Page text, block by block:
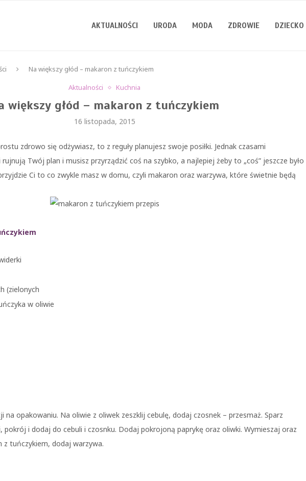
AKTUALNOŚCI URODA MODA ZDROWIE DZIECKO
Na większy głód – makaron z tuńczykiem
Aktualności
Kuchnia
większy głód – makaron z tuńczykiem
16 listopada, 2015
zdrowo się odżywiasz, to z reguły planujesz swoje posiłki. Jednak czasami
Twój plan i musisz przyrządzić coś na szybko, a najlepiej żeby to „coś” jeszcze było
Ci to co zwykle masz w domu, czyli makaron oraz warzywa, które świetnie będą
(zielonych
w oliwie
na opakowaniu. Na oliwie z oliwek zeszklij cebulę, dodaj czosnek – przesmaż. Sparz
pokrój i dodaj do cebuli i czosnku. Dodaj pokrojoną paprykę oraz oliwki. Wymieszaj oraz
z tuńczykiem, dodaj warzywa.